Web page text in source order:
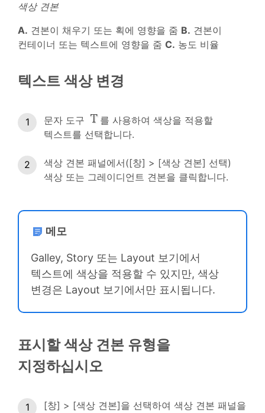
색상 견본
A. 견본이 채우기 또는 획에 영향을 줌 B. 견본이
컨테이너 또는 텍스트에 영향을 줌 C. 농도 비율
텍스트 색상 변경
문자 도구
를 사용하여 색상을 적용할
텍스트를 선택합니다.
색상 견본 패널에서([창] > [색상 견본] 선택)
색상 또는 그레이디언트 견본을 클릭합니다.
메모
Galley, Story 또는 Layout 보기에서
텍스트에 색상을 적용할 수 있지만, 색상
변경은 Layout 보기에서만 표시됩니다.
표시할 색상 견본 유형을
지정하십시오
[창] > [색상 견본]을 선택하여 색상 견본 패널을